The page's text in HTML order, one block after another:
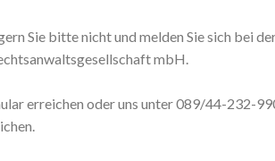
Sie bitte nicht und melden Sie sich bei
mbH.
erreichen oder uns unter 089/44-232-